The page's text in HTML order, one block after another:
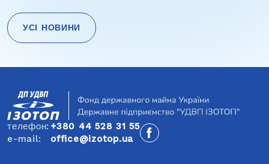
УСІ НОВИНИ
записів
телефон: +380 44 528 31 55
e-mail:
office@izotop.ua